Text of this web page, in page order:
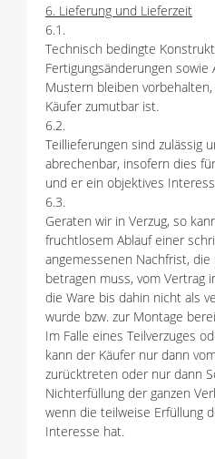
6. Lieferung und Lieferzeit
6.1.
Technisch bedingte
Fertigungsänderungen sowie
Mustern bleiben
Käufer zumutbar ist.
6.2.
Teillieferungen sind zulässig
abrechenbar, insofern dies
und er ein objektives
6.3.
Geraten wir in Verzug, so
fruchtlosem Ablauf einer
angemessenen Nachfrist,
betragen muss, vom Vertrag
die Ware bis dahin nicht als
wurde bzw. zur Montage
Im Falle eines Teilverzuges
kann der Käufer nur dann
zurücktreten oder nur dann
Nichterfüllung der ganzen
wenn die teilweise Erfüllung
Interesse hat.